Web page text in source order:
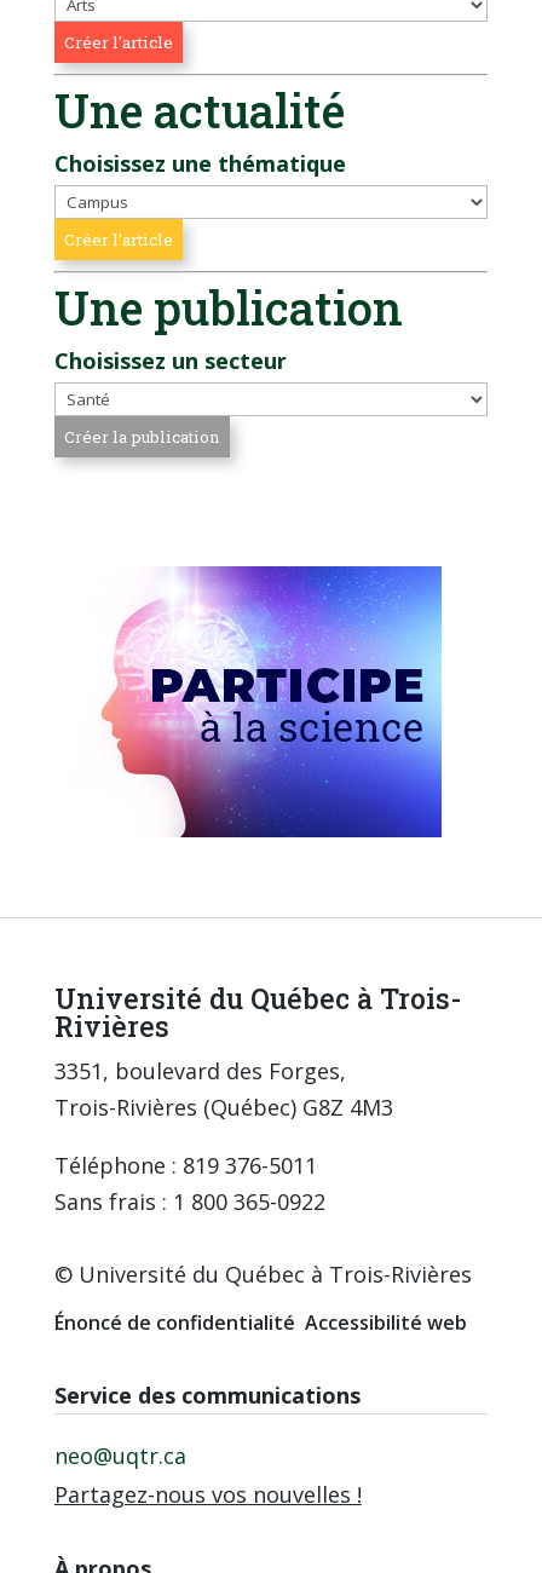
Une actualité
Choisissez une thématique
Une publication
Choisissez un secteur
Université du Québec à Trois-
Rivières
3351, boulevard des Forges,
Trois-Rivières (Québec) G8Z 4M3
Téléphone : 819 376-5011
Sans frais : 1 800 365-0922
© Université du Québec à Trois-Rivières
Énoncé de confidentialité Accessibilité web
Service des communications
neo@uqtr.ca
Partagez-nous vos nouvelles !